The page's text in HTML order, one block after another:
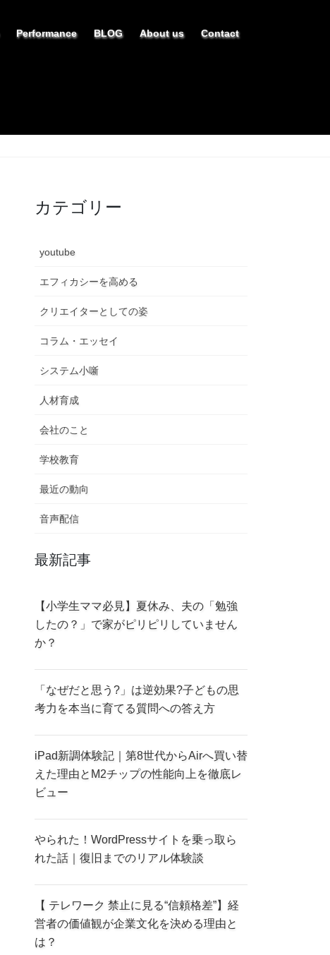
Performance BLOG About us Contact
カテゴリー
youtube
エフィカシーを高める
クリエイターとしての姿
コラム・エッセイ
システム小噺
人材育成
会社のこと
学校教育
最近の動向
音声配信
最新記事
【小学生ママ必見】夏休み、夫の「勉強
したの？」で家がピリピリしていません
か？
「なぜだと思う?」は逆効果?子どもの思
考力を本当に育てる質問への答え方
iPad新調体験記｜第8世代からAirへ買い替
えた理由とM2チップの性能向上を徹底レ
ビュー
やられた！WordPressサイトを乗っ取ら
れた話｜復旧までのリアル体験談
【 テレワーク 禁止に見る“信頼格差”】経
営者の価値観が企業文化を決める理由と
は？